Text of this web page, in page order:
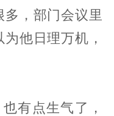
多，部门会议里
他日理万机，
有点生气了，